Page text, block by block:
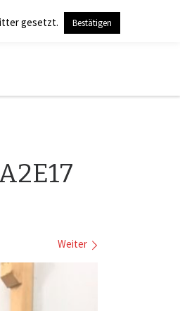
Weiter
gesetzt. Bestätigen